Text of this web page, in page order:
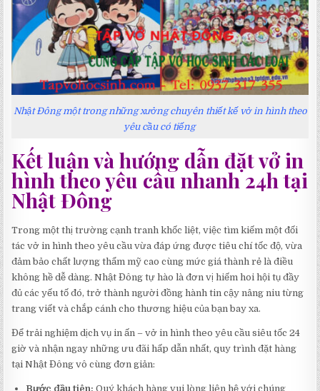
Nhật Đông một trong những xưởng chuyên thiết kế vở in hình theo
yêu cầu có tiếng
Kết luận và hướng dẫn đặt vở in
hình theo yêu cầu nhanh 24h tại
Nhật Đông
Trong một thị trường cạnh tranh khốc liệt, việc tìm kiếm một đối
tác vở in hình theo yêu cầu vừa đáp ứng được tiêu chí tốc độ, vừa
đảm bảo chất lượng thẩm mỹ cao cùng mức giá thành rẻ là điều
không hề dễ dàng. Nhật Đông tự hào là đơn vị hiếm hoi hội tụ đầy
đủ các yếu tố đó, trở thành người đồng hành tin cậy nâng niu từng
trang viết và chắp cánh cho thương hiệu của bạn bay xa.
Để trải nghiệm dịch vụ in ấn – vở in hình theo yêu cầu siêu tốc 24
giờ và nhận ngay những ưu đãi hấp dẫn nhất, quy trình đặt hàng
tại Nhật Đông vô cùng đơn giản:
Bước đầu tiên: Quý khách hàng vui lòng liên hệ với chúng